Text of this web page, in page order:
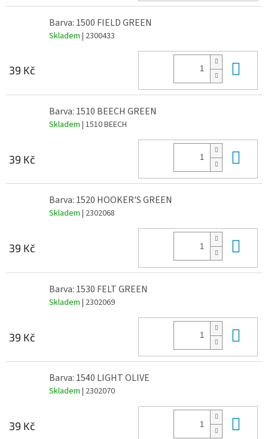
Barva: 1500 FIELD GREEN
Skladem | 2300433
39 Kč
Barva: 1510 BEECH GREEN
Skladem | 1510 BEECH
39 Kč
Barva: 1520 HOOKER'S GREEN
Skladem | 2302068
39 Kč
Barva: 1530 FELT GREEN
Skladem | 2302069
39 Kč
Barva: 1540 LIGHT OLIVE
Skladem | 2302070
39 Kč